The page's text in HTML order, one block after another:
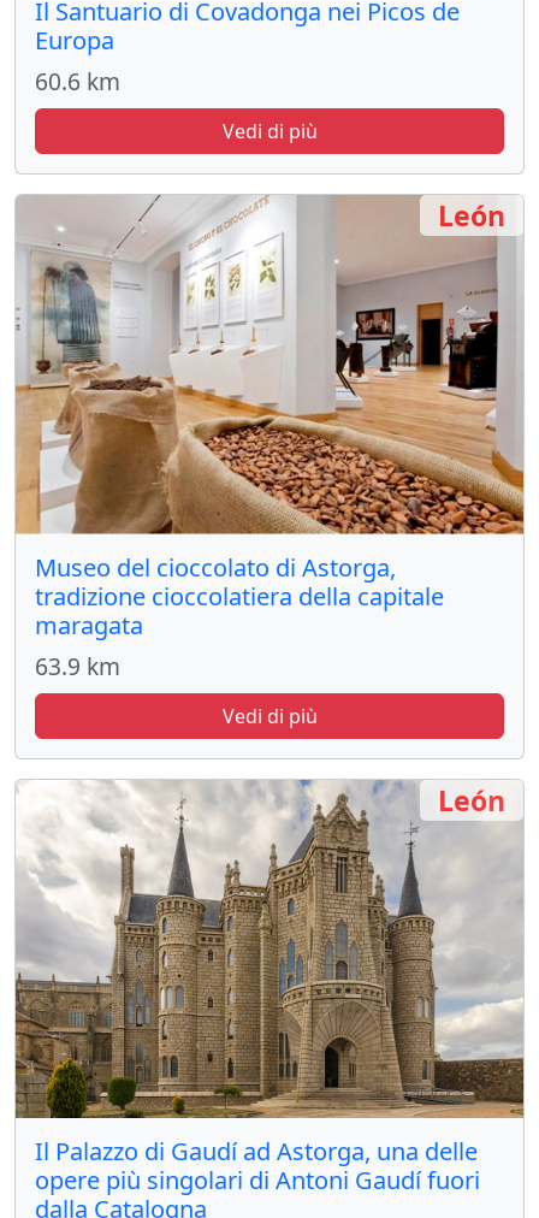
Il Santuario di Covadonga nei Picos de
Europa
60.6 km
Vedi di più
Museo del cioccolato di Astorga,
tradizione cioccolatiera della capitale
maragata
63.9 km
Vedi di più
León
Il Palazzo di Gaudí ad Astorga, una delle
opere più singolari di Antoni Gaudí fuori
dalla Catalogna
León